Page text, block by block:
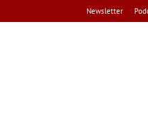
Newsletter